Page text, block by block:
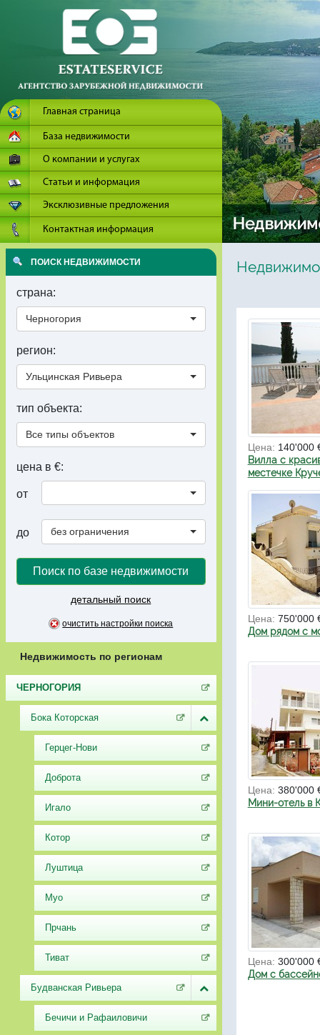
Главная страница
База недвижимости
О компании и услугах
Статьи и информация
Эксклюзивные предложения
Контактная информация
ПОИСК НЕДВИЖИМОСТИ
страна:
Черногория
регион:
Ульцинская Ривьера
тип объекта:
Все типы объектов
цена в €:
от
до без ограничения
Поиск по базе недвижимости
детальный поиск
очистить настройки поиска
Недвижимость по регионам
ЧЕРНОГОРИЯ
Бока Которская
Герцег-Нови
Доброта
Игало
Котор
Луштица
Муо
Прчань
Тиват
Будванская Ривьера
Бечичи и Рафаиловичи
Цена: 140'000
Вилла с
местечке
Цена: 750'000
Дом рядом с
Цена: 380'000
Мини-отель в
Цена: 300'000
Дом с